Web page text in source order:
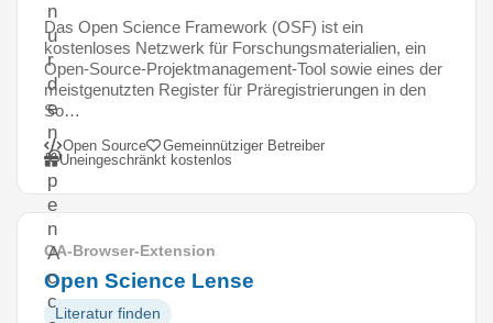
n
u
r
d
e
n
O
p
e
n
A
c
c
Das Open Science Framework (OSF) ist ein
kostenloses Netzwerk für Forschungsmaterialien, ein
Open-Source-Projektmanagement-Tool sowie eines der
meistgenutzten Register für Präregistrierungen in den
So…
Open Source
Gemeinnütziger Betreiber
Uneingeschränkt kostenlos
OA-Browser-Extension
Open Science Lense
Literatur finden